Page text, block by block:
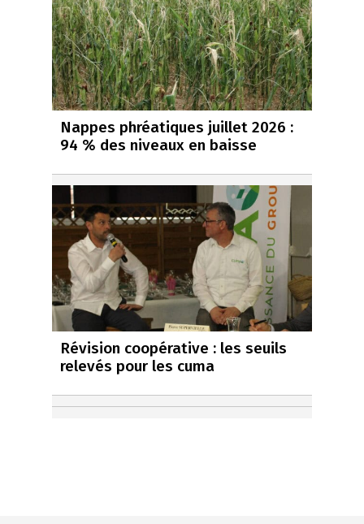
Nappes phréatiques juillet 2026 :
94 % des niveaux en baisse
Révision coopérative : les seuils
relevés pour les cuma